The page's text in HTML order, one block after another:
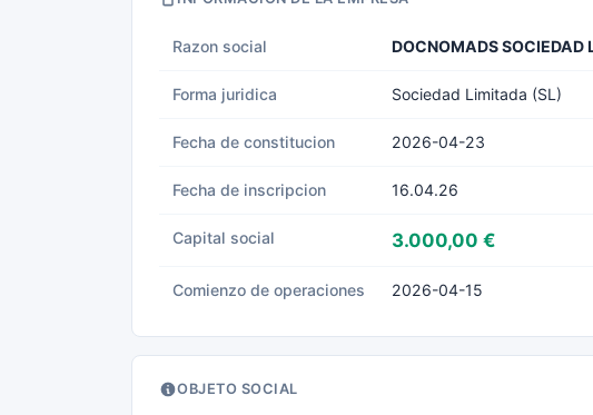
Razon social DOCNOMADS SOCIEDAD
Forma juridica Sociedad Limitada (SL)
Fecha de constitucion 2026-04-23
Fecha de inscripcion 16.04.26
Capital social 3.000,00 €
Comienzo de operaciones 2026-04-15
OBJETO SOCIAL